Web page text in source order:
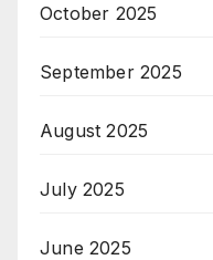
October 2025
September 2025
August 2025
July 2025
June 2025